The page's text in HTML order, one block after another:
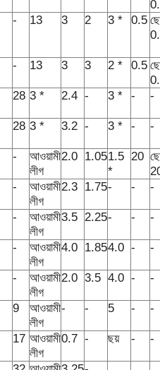
- 13 3 2 3 * 0.5
- 13 3 3 2 * 0.5
28 3 * 2.4 - 3 * - -
28 3 * 3.2 - 3 * - -
-
আওয়ামী
লীগ
2.0 1.051.5
*
20
-
আওয়ামী
লীগ
2.3 1.75- - -
-
আওয়ামী
লীগ
3.5 2.25- - -
-
আওয়ামী
লীগ
4.0 1.854.0 - -
-
আওয়ামী
লীগ
2.0 3.5 4.0 - -
9
আওয়ামী
লীগ
- - 5 - -
17 আওয়ামী
লীগ
0.7 - ছয় - -